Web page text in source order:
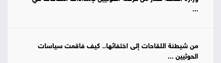
...
من شيطنة اللقاحات إلى اختفائها.. كيف فاقمت سياسات
الحوثيين ...